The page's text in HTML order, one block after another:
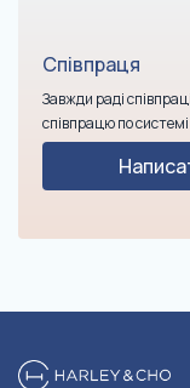
Співпраця
Завжди раді
співпрацю по